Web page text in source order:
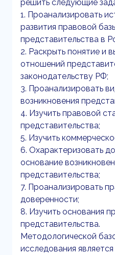
решить следующие
1. Проанализировать
развития правовой
представительства в
2. Раскрыть понятие и
отношений
законодательству РФ;
3. Проанализировать
возникновения
4. Изучить правовой
представительства;
5. Изучить
6. Охарактеризовать
основание
представительства;
7. Проанализировать
доверенности;
8. Изучить основания
представительства.
Методологической
исследования